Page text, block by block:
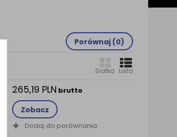
Porównaj (0)
Siatka Lista
265,19 PLN brutto
Zobacz
Dodaj do porównania